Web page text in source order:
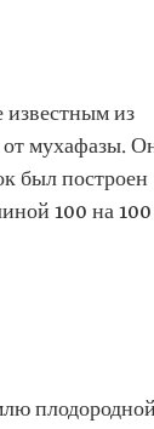
известным из
от мухафазы.
был построен
100 на 100